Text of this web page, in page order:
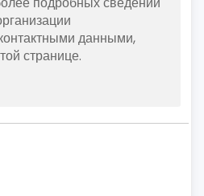
данными,
странице.